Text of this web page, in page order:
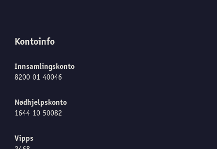
Kontoinfo
Innsamlingskonto
8200 01 40046
Nødhjelpskonto
1644 10 50082
Vipps